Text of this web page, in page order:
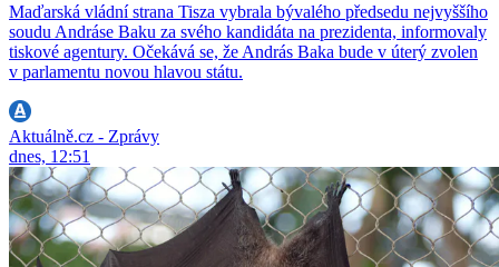
Maďarská vládní strana Tisza vybrala bývalého předsedu nejvyššího
soudu Andráse Baku za svého kandidáta na prezidenta, informovaly
tiskové agentury. Očekává se, že András Baka bude v úterý zvolen
v parlamentu novou hlavou státu.
Aktuálně.cz - Zprávy
dnes, 12:51